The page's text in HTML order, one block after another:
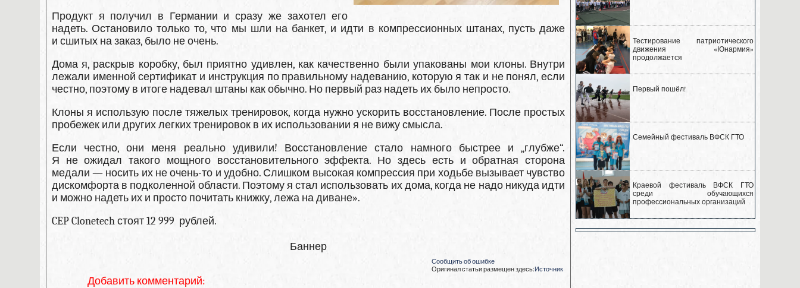
Продукт я получил в Германии и сразу же захотел его
надеть. Остановило только то, что мы шли на банкет, и идти в компрессионных штанах, пусть даже
и сшитых на заказ, было не очень.
Дома я, раскрыв коробку, был приятно удивлен, как качественно были упакованы мои клоны. Внутри
лежали именной сертификат и инструкция по правильному надеванию, которую я так и не понял, если
честно, поэтому в итоге надевал штаны как обычно. Но первый раз надеть их было непросто.
Клоны я использую после тяжелых тренировок, когда нужно ускорить восстановление. После простых
пробежек или других легких тренировок в их использовании я не вижу смысла.
Если честно, они меня реально удивили! Восстановление стало намного быстрее и „глубже“.
Я не ожидал такого мощного восстановительного эффекта. Но здесь есть и обратная сторона
медали — носить их не очень-то и удобно. Слишком высокая компрессия при ходьбе вызывает чувство
дискомфорта в подколенной области. Поэтому я стал использовать их дома, когда не надо никуда идти
и можно надеть их и просто почитать книжку, лежа на диване».
CEP Clonetech стоят 12 999 рублей.
Баннер
Сообщить об ошибке
Оригинал статьи размещен здесь:Источник
Добавить комментарий:
Тестирование патриотического
движения «Юнармия»
продолжается
Первый пошёл!
Семейный фестиваль ВФСК ГТО
Краевой фестиваль ВФСК ГТО
среди обучающихся
профессиональных организаций